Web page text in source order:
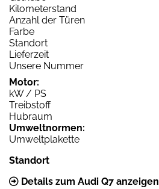
Kilometerstand
Anzahl der Türen
Farbe
Standort
Lieferzeit
Unsere Nummer
Motor:
kW / PS
Treibstoff
Hubraum
Umweltnormen:
Umweltplakette
Standort
Details zum Audi Q7 anzeigen